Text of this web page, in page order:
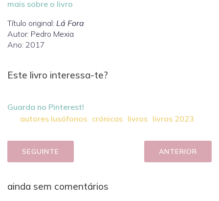
mais sobre o livro
Título original: Lá Fora
Autor: Pedro Mexia
Ano: 2017
Este livro interessa-te?
Guarda no Pinterest!
autores lusófonos crónicas livros livros 2023
SEGUINTE ANTERIOR
ainda sem comentários